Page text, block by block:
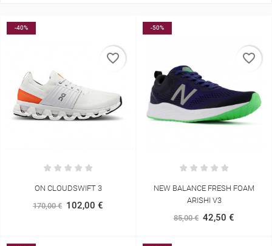
-40%
ON CLOUDSWIFT 3
170,00 € 102,00 €
favorite_border
-50%
NEW BALANCE FRESH FOAM
ARISHI V3
85,00 € 42,50 €
favorite_border